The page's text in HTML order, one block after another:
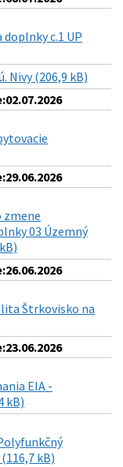
c.1 UP
Nivy (206,9 kB)
zmene
03 Územný
Štrkovisko na
EIA -
kB)
kB)